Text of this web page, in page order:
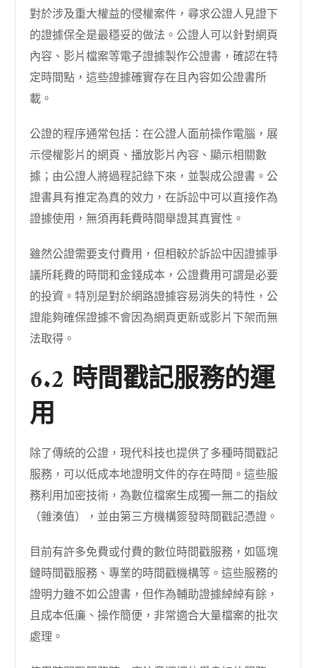
對於涉及重大權益的侵權案件，尋求公證人見證下
的證據保全是最穩妥的做法。公證人可以針對網頁
內容、影片檔案等電子證據製作公證書，確認在特
定時間點，這些證據確實存在且內容如公證書所
載。
公證的程序通常包括：在公證人面前操作電腦，展
示侵權影片的網頁、播放影片內容、顯示相關數
據；由公證人將過程記錄下來，並製成公證書。公
證書具有推定為真的效力，在訴訟中可以直接作為
證據使用，無須再耗費時間舉證其真實性。
雖然公證需要支付費用，但相較於訴訟中因證據爭
議所耗費的時間和金錢成本，公證費用可謂是必要
的投資。特別是對於網路證據容易消失的特性，公
證能夠確保證據不會因為網頁更新或影片下架而無
法取得。
6.2 時間戳記服務的運
用
除了傳統的公證，現代科技也提供了多種時間戳記
服務，可以低成本地證明文件的存在時間。這些服
務利用加密技術，為數位檔案生成獨一無二的指紋
（雜湊值），並由第三方機構簽發時間戳記憑證。
目前有許多免費或付費的數位時間戳服務，如區塊
鏈時間戳服務、專業的時間戳機構等。這些服務的
證明力雖不如公證書，但作為輔助證據綽綽有餘，
且成本低廉、操作簡便，非常適合大量檔案的批次
處理。